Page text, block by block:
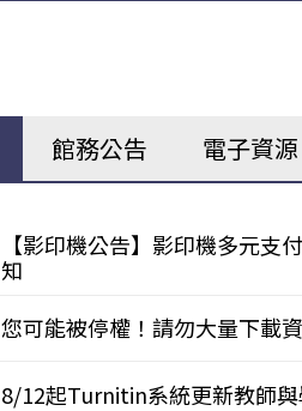
館務公告 電子資源
【影印機公告】影印機多元支
知
您可能被停權！請勿大量下載資
8/12起Turnitin系統更新教師